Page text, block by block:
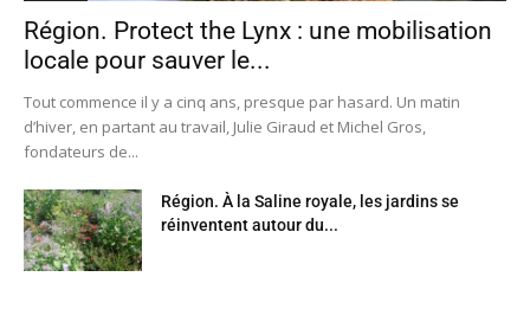
Région. Protect the Lynx : une mobilisation
locale pour sauver le...
Tout commence il y a cinq ans, presque par hasard. Un matin
d’hiver, en partant au travail, Julie Giraud et Michel Gros,
fondateurs de...
Région. À la Saline royale, les jardins se
réinventent autour du...